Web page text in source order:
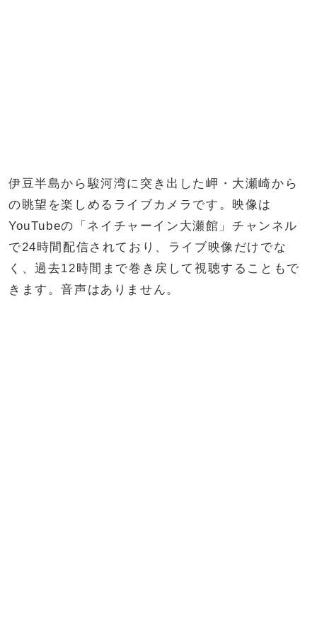
伊豆半島から駿河湾に突き出した岬・大瀬崎から
の眺望を楽しめるライブカメラです。映像は
YouTubeの「ネイチャーイン大瀬館」チャンネル
で24時間配信されており、ライブ映像だけでな
く、過去12時間まで巻き戻して視聴することもで
きます。音声はありません。